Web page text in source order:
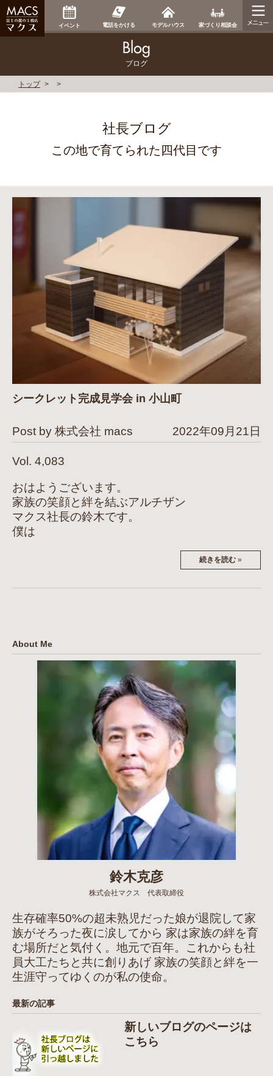
イベント 電話をかける モデルハウス 家づくり相談会
ブログ
トップ
社長ブログ
この地で育てられた四代目です
シークレット完成見学会 in 小山町
Post by 株式会社 macs 2022年09月21日
Vol. 4,083
おはようございます。
家族の笑顔と絆を結ぶアルチザン
マクス社長の鈴木です。
僕は
続きを読む »
About Me
鈴木克彦
株式会社マクス 代表取締役
生存確率50%の超未熟児だった娘が退院して家
族がそろった夜に涙してから 家は家族の絆を育
む場所だと気付く。地元で百年。これからも社
員大工たちと共に創りあげ 家族の笑顔と絆を一
生涯守ってゆくのが私の使命。
最新の記事
新しいブログのページは
こちら